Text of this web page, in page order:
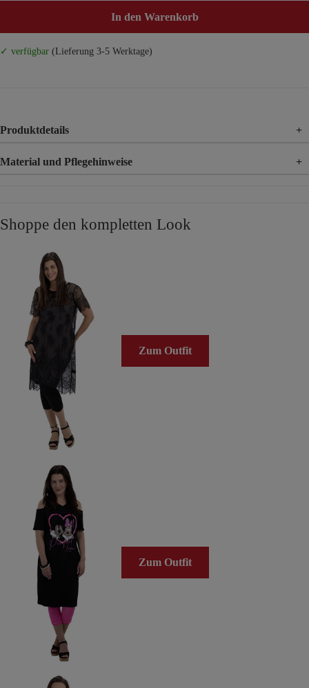
In den Warenkorb
✓ verfügbar (Lieferung 3-5 Werktage)
Produktdetails +
Material und Pflegehinweise +
Shoppe den kompletten Look
Zum Outfit
Zum Outfit